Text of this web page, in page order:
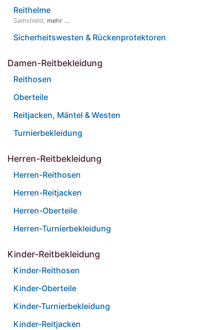
Reithelme
Samshield, mehr …
Sicherheitswesten & Rückenprotektoren
Damen-Reitbekleidung
Reithosen
Oberteile
Reitjacken, Mäntel & Westen
Turnierbekleidung
Herren-Reitbekleidung
Herren-Reithosen
Herren-Reitjacken
Herren-Oberteile
Herren-Turnierbekleidung
Kinder-Reitbekleidung
Kinder-Reithosen
Kinder-Oberteile
Kinder-Turnierbekleidung
Kinder-Reitjacken